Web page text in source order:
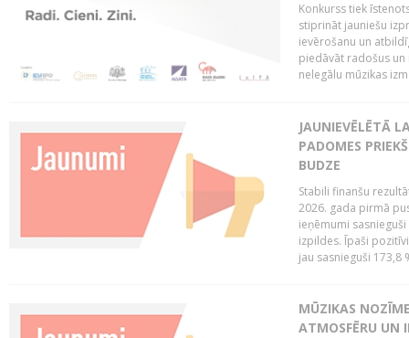
Konkurss tiek
stiprināt jauniešu
ievērošanu un
piedāvāt radošus
nelegālu mūzikas
JAUNIEVĒLĒTĀ
PADOMES
BUDZE
Stabili finanšu
2026. gada pirmā
ieņēmumi
izpildes. Īpaši
jau sasnieguši 173,8
MŪZIKAS
ATMOSFĒRU UN